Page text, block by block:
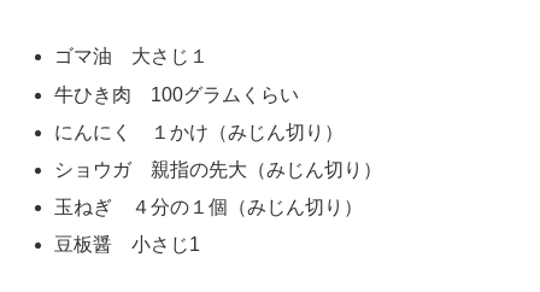
ゴマ油 大さじ１
牛ひき肉 100グラムくらい
にんにく １かけ（みじん切り）
ショウガ 親指の先大（みじん切り）
玉ねぎ ４分の１個（みじん切り）
豆板醤 小さじ1